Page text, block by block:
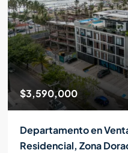
$3,590,000
Departamento en
Residencial, Zona